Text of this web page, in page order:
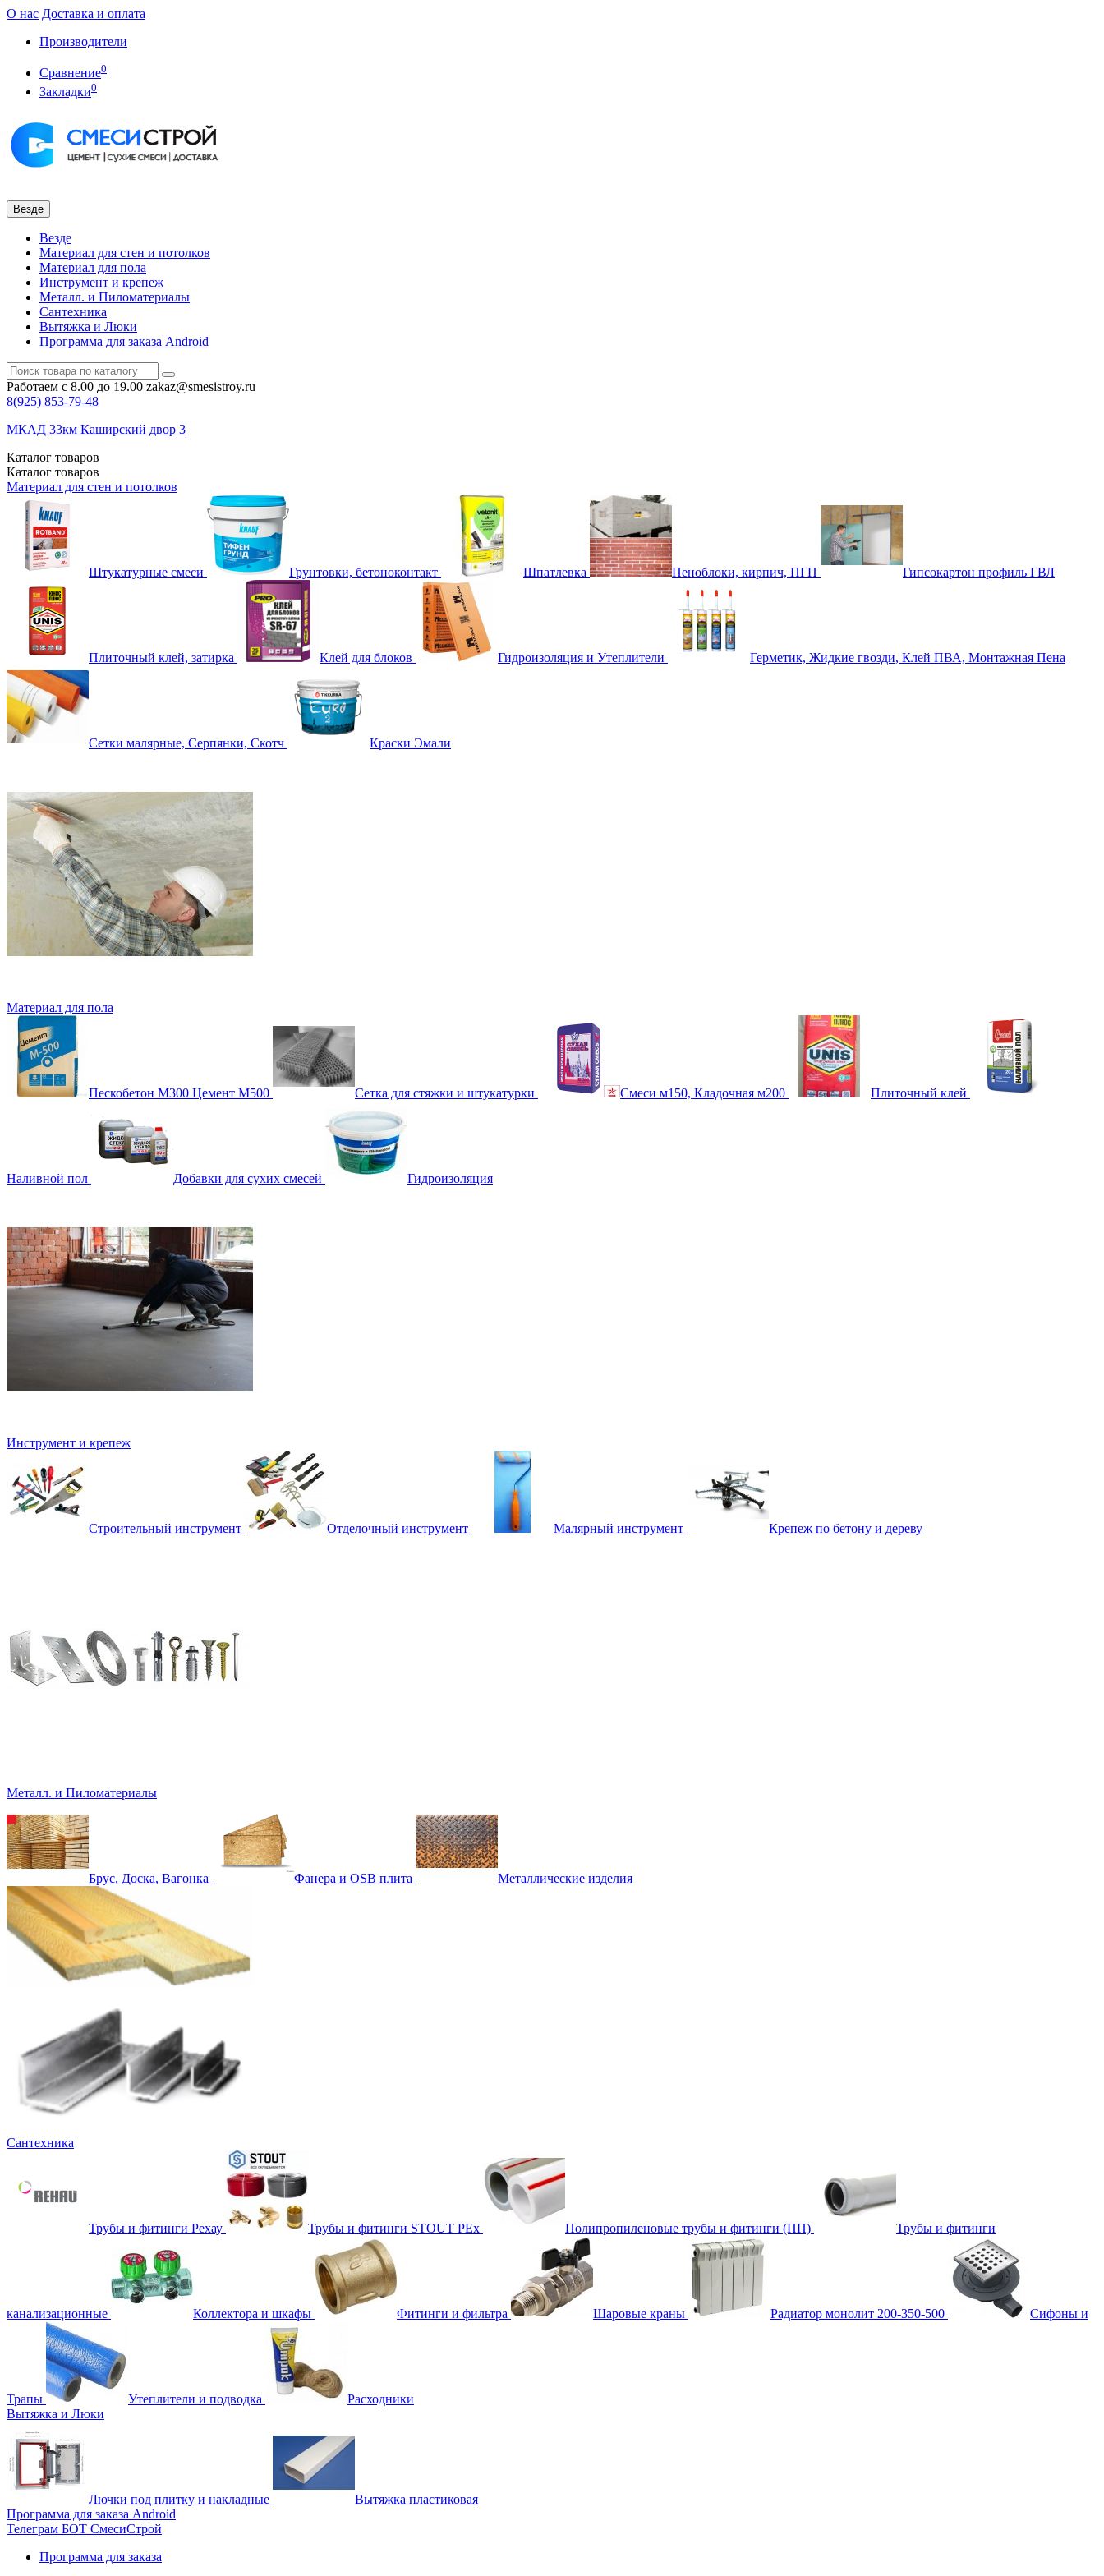
О нас Доставка и оплата
Производители
Сравнение0
Закладки0
Везде
Везде
Материал для стен и потолков
Материал для пола
Инструмент и крепеж
Металл. и Пиломатериалы
Сантехника
Вытяжка и Люки
Программа для заказа Android
Работаем с 8.00 до 19.00 zakaz@smesistroy.ru
8(925) 853-79-48
МКАД 33км Каширский двор 3
Каталог товаров
Каталог товаров
Материал для стен и потолков
Штукатурные смеси Грунтовки, бетоноконтакт Шпатлевка Пеноблоки, кирпич, ПГП Гипсокартон профиль ГВЛ
Плиточный клей, затирка Клей для блоков Гидроизоляция и Утеплители Герметик, Жидкие гвозди, Клей ПВА, Монтажная Пена
Сетки малярные, Серпянки, Скотч Краски Эмали
Материал для пола
Пескобетон М300 Цемент М500 Сетка для стяжки и штукатурки Смеси м150, Кладочная м200 Плиточный клей
Наливной пол Добавки для сухих смесей Гидроизоляция
Инструмент и крепеж
Строительный инструмент Отделочный инструмент Малярный инструмент Крепеж по бетону и дереву
Металл. и Пиломатериалы
Брус, Доска, Вагонка Фанера и OSB плита Металлические изделия
Сантехника
Трубы и фитинги Рехау Трубы и фитинги STOUT PEx Полипропиленовые трубы и фитинги (ПП) Трубы и фитинги
канализационные Коллектора и шкафы Фитинги и фильтра Шаровые краны Радиатор монолит 200-350-500 Сифоны и
Трапы Утеплители и подводка
Расходники
Вытяжка и Люки
Лючки под плитку и накладные
Вытяжка пластиковая
Программа для заказа Android
Телеграм БОТ СмесиСтрой
Программа для заказа